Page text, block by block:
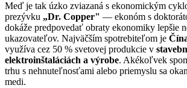
Meď je tak úzko zviazaná s ekonomickým
prezývku „Dr. Copper" — ekonóm s
dokáže predpovedať obraty ekonomiky lepšie
ukazovateľov. Najväčším spotrebiteľom je
využíva cez 50 % svetovej produkcie v
elektroinštaláciách a výrobe. Akékoľvek
trhu s nehnuteľnosťami alebo priemyslu sa
medi.